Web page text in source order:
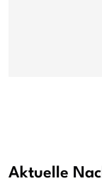
Aktuelle